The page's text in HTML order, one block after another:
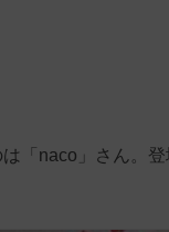
「naco」さん。